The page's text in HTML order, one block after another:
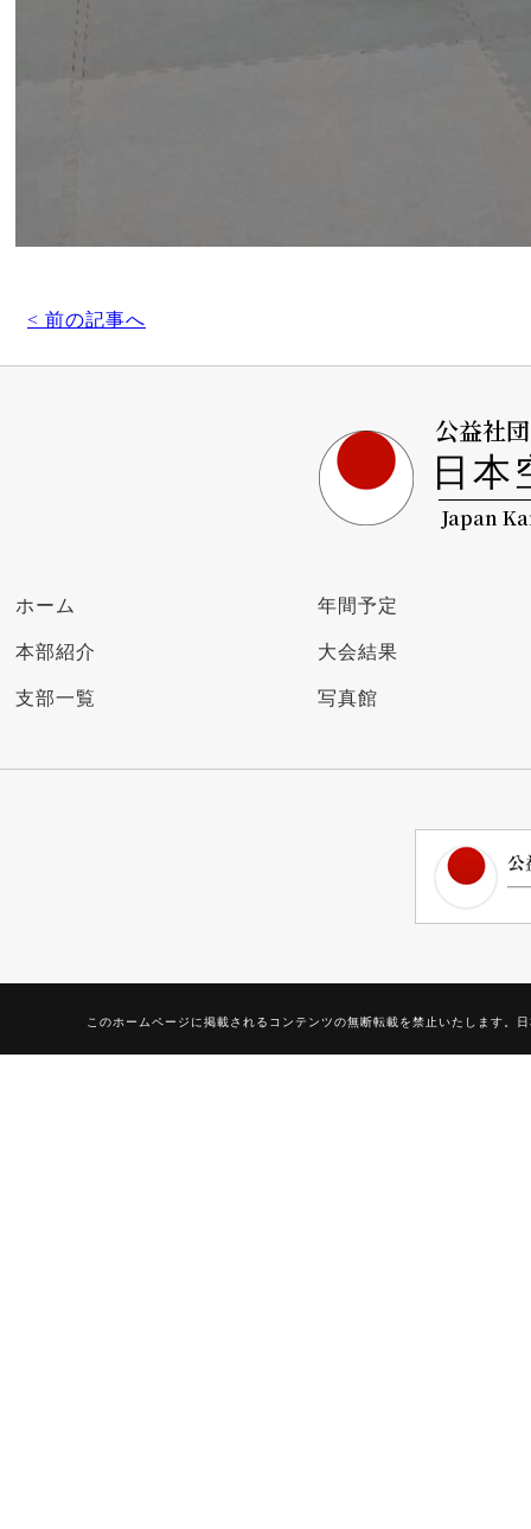
< 前の記事へ
公益社
日本
Japan
ホーム
本部紹介
支部一覧
年間予定
大会結果
写真館
このホームページに掲載されるコンテンツの無断転載を禁止いたしま